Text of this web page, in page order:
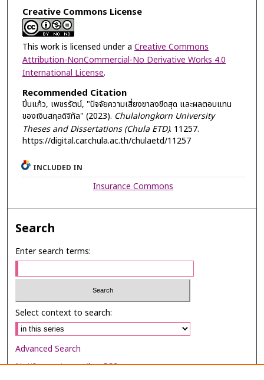
Creative Commons License
This work is licensed under a Creative Commons
Attribution-NonCommercial-No Derivative Works 4.0
International License.
Recommended Citation
ปิ่นแก้ว, เพชรรัตน์, "ปัจจัยความเสี่ยงขาลงขีดสุด และผลตอบแทน
ของเงินสกุลดิจิทัล" (2023). Chulalongkorn University
Theses and Dissertations (Chula ETD). 11257.
https://digital.car.chula.ac.th/chulaetd/11257
INCLUDED IN
Insurance Commons
Search
Enter search terms:
Select context to search:
Advanced Search
Notify me via email orRSS